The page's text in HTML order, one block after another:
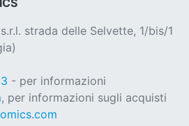
strada delle Selvette, 1/bis/1
- per informazioni
, per informazioni sugli acquisti